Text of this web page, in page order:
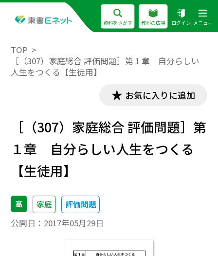
資料をさがす 教科の広場 ログイン メニュー
TOP
［（307）家庭総合 評価問題］第１章 自分らしい
人生をつくる【生徒用】
お気に入りに追加
［（307）家庭総合 評価問題］第
１章 自分らしい人生をつくる
【生徒用】
高 家庭 評価問題
公開日： 2017年05月29日